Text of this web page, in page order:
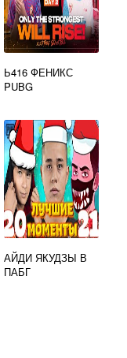
Ь416 ФЕНИКС
PUBG
АЙДИ ЯКУДЗЫ В
ПАБГ